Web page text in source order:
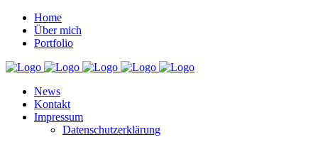
Home
Über mich
Portfolio
News
Kontakt
Impressum
Datenschutzerklärung